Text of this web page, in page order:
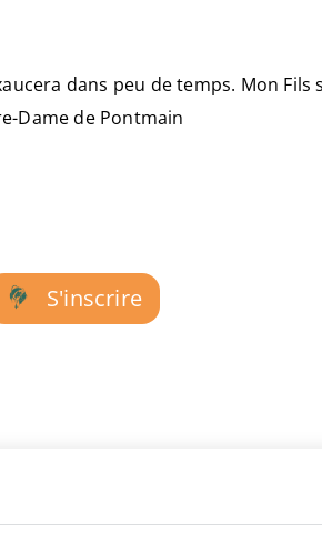
dans peu de temps. Mon Fils
Dame de Pontmain
S'inscrire